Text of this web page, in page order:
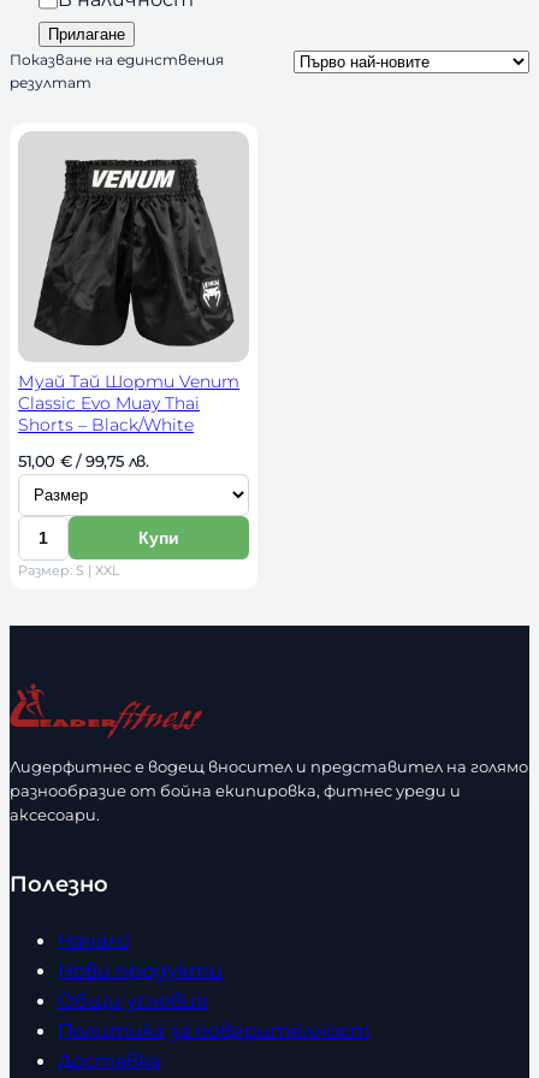
n
d
s
а
л
и
т
Прилагане
Показване на единствения
резултат
Муай Тай Шорти Venum
Classic Evo Muay Thai
Shorts – Black/White
51,00 € / 99,75 лв.
И
б
е
р
з
м
е
р
К
о
е
с
т
в
о
Купи
Размер: S | XXL
Лидерфитнес е водещ вносител и представител на голямо
разнообразие от бойна екипировка, фитнес уреди и
аксесоари.
Полезно
Начало
Нови продукти
Общи условия
Политика за поверителност
Доставка